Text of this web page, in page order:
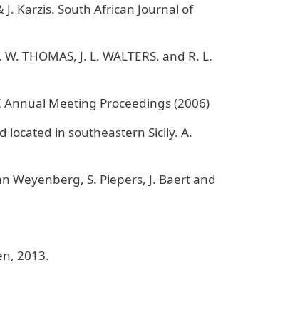
Karzis. South African Journal of
THOMAS, J. L. WALTERS, and R. L.
Annual Meeting Proceedings (2006)
in southeastern Sicily. A.
Weyenberg, S. Piepers, J. Baert and
2013.